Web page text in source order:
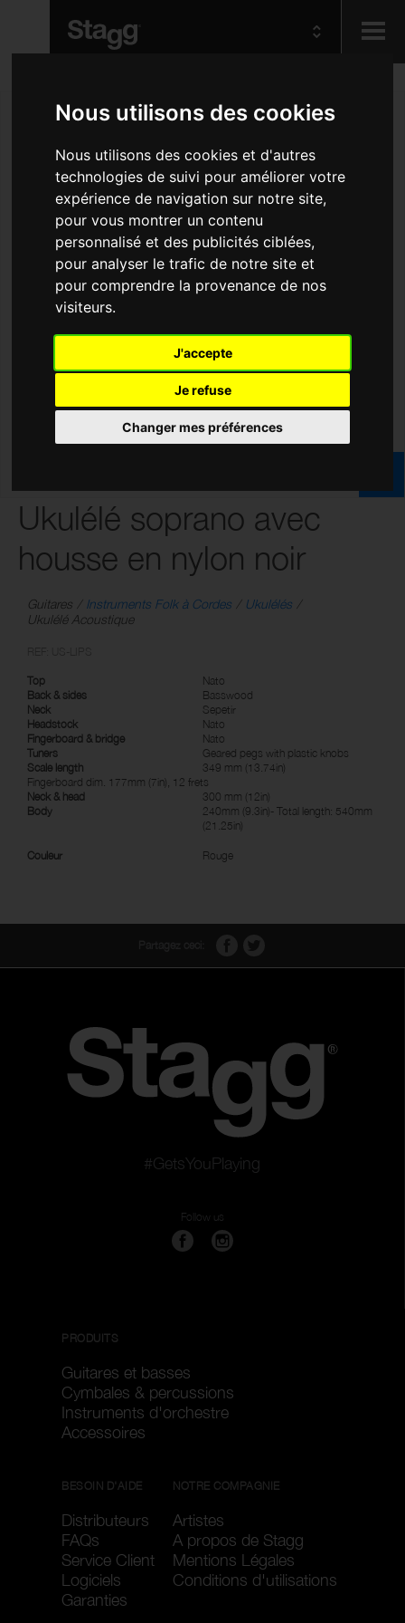
Nous utilisons des cookies
Nous utilisons des cookies et d'autres
technologies de suivi pour améliorer votre
expérience de navigation sur notre site,
pour vous montrer un contenu
personnalisé et des publicités ciblées,
pour analyser le trafic de notre site et
pour comprendre la provenance de nos
visiteurs.
J'accepte
Je refuse
Changer mes préférences
Audio &
Lighting
Ukulélé soprano avec
housse en nylon noir
Guitares Instruments Folk à Cordes
Ukulélés
Ukulélé Acoustique
Top
Nato
Back & sides
Basswood
Neck
Sepetir
Headstock
Nato
Fingerboard & bridge
Nato
Tuners
Geared pegs with plastic knobs
Scale length
349 mm (13.74in)
Fingerboard dim. 177mm (7in), 12 frets
Neck & head
300 mm (12in)
Body
240mm (9.3in)- Total length: 540mm
(21.25in)
Couleur Rouge
#GetsYouPlaying
Follow us
PRODUITS
Guitares et basses
Cymbales & percussions
Instruments d'orchestre
Accessoires
BESOIN D'AIDE
Distributeurs
FAQs
Service Client
Logiciels
Garanties
NOTRE COMPAGNIE
Artistes
A propos de Stagg
Mentions Légales
Conditions d'utilisations